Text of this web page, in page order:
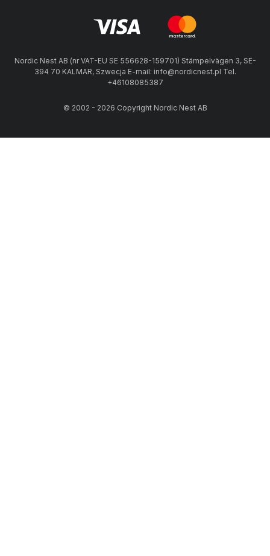
Nordic Nest AB (nr VAT-EU SE 556628-159701) Stämpelvägen 3, SE-
394 70 KALMAR, Szwecja E-mail: info@nordicnest.pl Tel.
+46108085387
© 2002 - 2026 Copyright Nordic Nest AB